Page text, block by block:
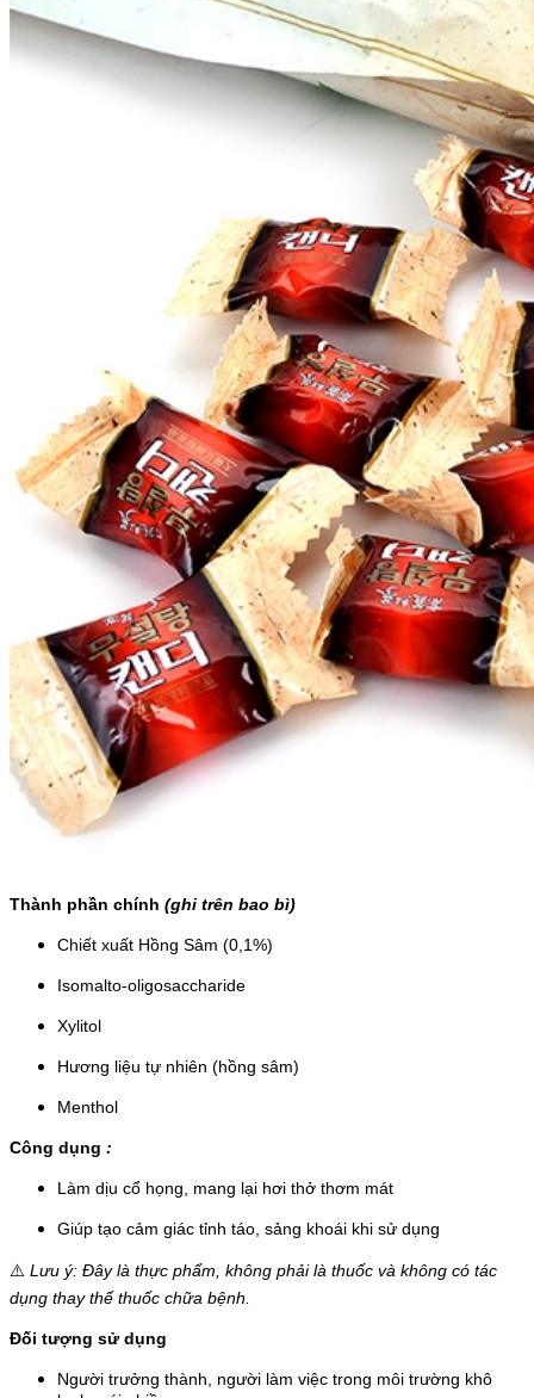
Thành phần chính (ghi trên bao bì)
Chiết xuất Hồng Sâm (0,1%)
Isomalto-oligosaccharide
Xylitol
Hương liệu tự nhiên (hồng sâm)
Menthol
Công dụng :
Làm dịu cổ họng, mang lại hơi thở thơm mát
Giúp tạo cảm giác tỉnh táo, sảng khoái khi sử dụng
⚠️ Lưu ý: Đây là thực phẩm, không phải là thuốc và không có tác
dụng thay thế thuốc chữa bệnh.
Đối tượng sử dụng
Người trưởng thành, người làm việc trong môi trường khô